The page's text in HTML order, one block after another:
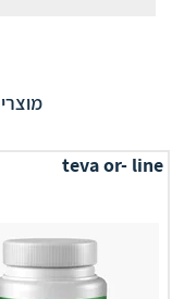
teva or- line